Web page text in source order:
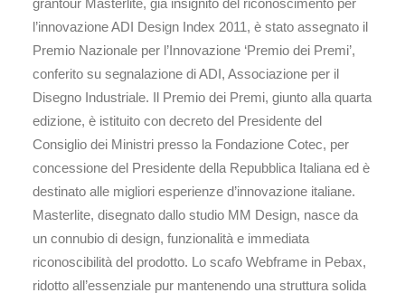
grantour Masterlite, già insignito del riconoscimento per
l’innovazione ADI Design Index 2011, è stato assegnato il
Premio Nazionale per l’Innovazione ‘Premio dei Premi’,
conferito su segnalazione di ADI, Associazione per il
Disegno Industriale. Il Premio dei Premi, giunto alla quarta
edizione, è istituito con decreto del Presidente del
Consiglio dei Ministri presso la Fondazione Cotec, per
concessione del Presidente della Repubblica Italiana ed è
destinato alle migliori esperienze d’innovazione italiane.
Masterlite, disegnato dallo studio MM Design, nasce da
un connubio di design, funzionalità e immediata
riconoscibilità del prodotto. Lo scafo Webframe in Pebax,
ridotto all’essenziale pur mantenendo una struttura solida